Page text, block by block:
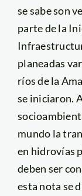
se sabe son
parte de la
planeadas
ríos de la
se iniciaron.
mundo la
en hidrovías
deben ser
esta nota se